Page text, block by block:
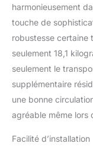
harmonieusement
touche de
robustesse certaine
seulement 18,1
seulement le
supplémentaire
une bonne
agréable même lors
Facilité d’installation